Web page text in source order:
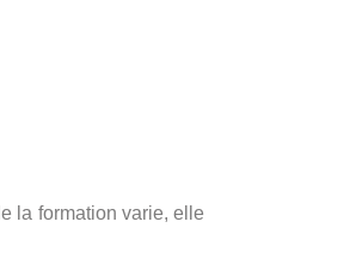
la formation varie, elle